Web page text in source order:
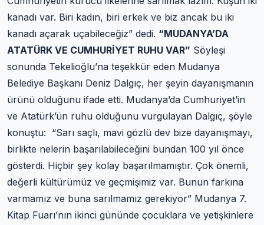
kanadı var. Biri kadın, biri erkek ve biz ancak bu iki
kanadı açarak uçabileceğiz” dedi. “MUDANYA’DA
ATATÜRK VE CUMHURİYET RUHU VAR” Söyleşi
sonunda Tekelioğlu’na teşekkür eden Mudanya
Belediye Başkanı Deniz Dalgıç, her şeyin dayanışmanın
ürünü olduğunu ifade etti. Mudanya’da Cumhuriyet’in
ve Atatürk’ün ruhu olduğunu vurgulayan Dalgıç, şöyle
konuştu: “Sarı saçlı, mavi gözlü dev bize dayanışmayı,
birlikte nelerin başarılabileceğini bundan 100 yıl önce
gösterdi. Hiçbir şey kolay başarılmamıştır. Çok önemli,
değerli kültürümüz ve geçmişimiz var. Bunun farkına
varmamız ve buna sarılmamız gerekiyor” Mudanya 7.
Kitap Fuarı’nın ikinci gününde çocuklara ve yetişkinlere